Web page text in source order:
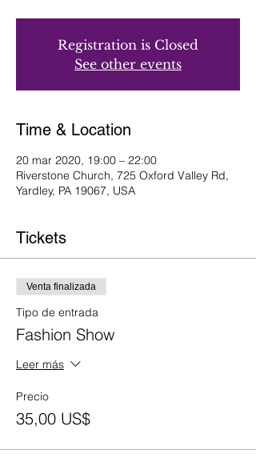
Registration is Closed
See other events
Time & Location
20 mar 2020, 19:00 – 22:00
Riverstone Church, 725 Oxford Valley Rd,
Yardley, PA 19067, USA
Tickets
Venta finalizada
Tipo de entrada
Fashion Show
Leer más
Precio
35,00 US$